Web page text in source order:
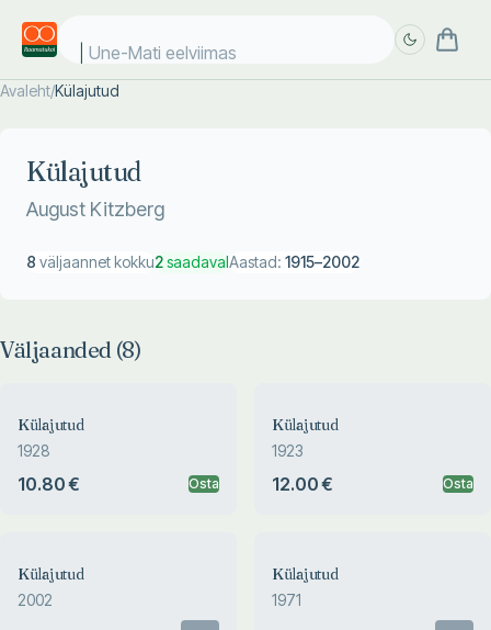
Une-Mati eelviimase
Avaleht/Külajutud
Külajutud
August Kitzberg
8 väljaannet kokku2saadavalAastad: 1915–2002
Väljaanded (8)
Külajutud
1928
10.80 € Osta
Külajutud
1923
12.00 € Osta
Külajutud
2002
Külajutud
1971